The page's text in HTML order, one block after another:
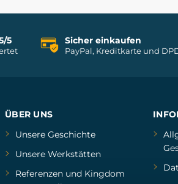
5 Sicher einkaufen
PayPal, Kreditkarte und
ÜBER UNS
Unsere Geschichte
Unsere Werkstätten
Referenzenund Kingdom